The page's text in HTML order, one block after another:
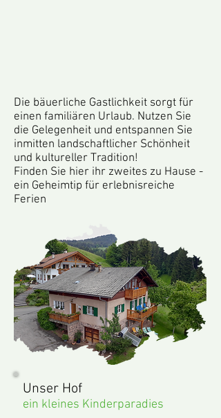
Die bäuerliche Gastlichkeit sorgt für
einen familiären Urlaub. Nutzen Sie
die Gelegenheit und entspannen Sie
inmitten landschaftlicher Schönheit
und kultureller Tradition!
Finden Sie hier ihr zweites zu Hause -
ein Geheimtip für erlebnisreiche
Ferien
Unser Hof
ein kleines Kinderparadies